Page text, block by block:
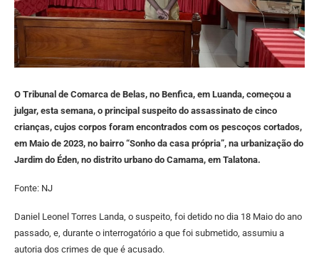
O Tribunal de Comarca de Belas, no Benfica, em Luanda, começou a
julgar, esta semana, o principal suspeito do assassinato de cinco
crianças, cujos corpos foram encontrados com os pescoços cortados,
em Maio de 2023, no bairro “Sonho da casa própria”, na urbanização do
Jardim do Éden, no distrito urbano do Camama, em Talatona.
Fonte: NJ
Daniel Leonel Torres Landa, o suspeito, foi detido no dia 18 Maio do ano
passado, e, durante o interrogatório a que foi submetido, assumiu a
autoria dos crimes de que é acusado.